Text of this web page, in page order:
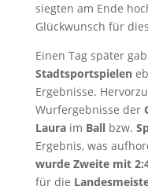
siegten am Ende
Glückwunsch für
Einen Tag später
Stadtsportspielen
Ergebnisse.
Wurfergebnisse der
Lauraim Ballbzw.
Ergebnis, was
wurde Zweite mit
für die